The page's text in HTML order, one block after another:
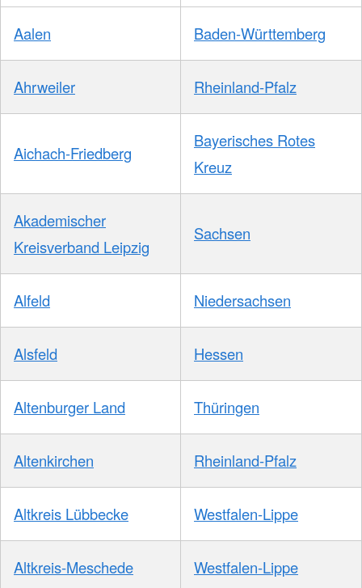
Aalen Baden-Württemberg
Ahrweiler Rheinland-Pfalz
Aichach-Friedberg
Bayerisches Rotes
Kreuz
Akademischer
Kreisverband Leipzig
Sachsen
Alfeld Niedersachsen
Alsfeld Hessen
Altenburger Land Thüringen
Altenkirchen Rheinland-Pfalz
Altkreis Lübbecke Westfalen-Lippe
Altkreis-Meschede Westfalen-Lippe